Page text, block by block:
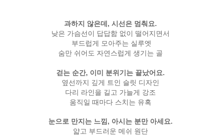
과하지 않은데, 시선은 멈춰요.
낮은 가슴선이 답답함 없이 떨어지면서
부드럽게 모아주는 실루엣
숨만 쉬어도 자연스럽게 생기는 골
걷는 순간, 이미 분위기는 끝났어요.
옆선까지 깊게 트인 슬릿 디자인
다리 라인을 길고 가늘게 강조
움직일 때마다 스치는 유혹
눈으로 만지는 느낌, 아시는 분만 아세요.
얇고 부드러운 메쉬 원단